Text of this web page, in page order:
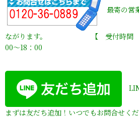
最寄の営
ながります。 【 受付時間 】
00〜18：00
まずは友だち追加！いつでもお問合せくだ